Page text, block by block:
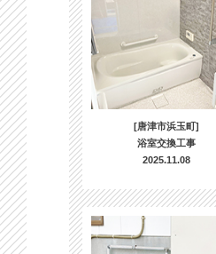
[唐津市浜玉町]
浴室交換工事
2025.11.08